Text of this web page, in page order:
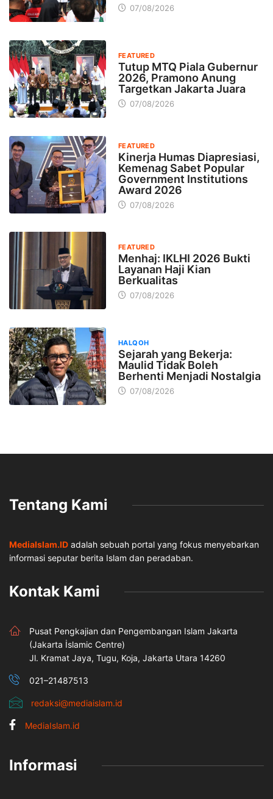
07/08/2026
FEATURED
Tutup MTQ Piala Gubernur
2026, Pramono Anung
Targetkan Jakarta Juara
07/08/2026
FEATURED
Kinerja Humas Diapresiasi,
Kemenag Sabet Popular
Government Institutions
Award 2026
07/08/2026
FEATURED
Menhaj: IKLHI 2026 Bukti
Layanan Haji Kian
Berkualitas
07/08/2026
HALQOH
Sejarah yang Bekerja:
Maulid Tidak Boleh
Berhenti Menjadi Nostalgia
07/08/2026
Tentang Kami
MediaIslam.ID adalah sebuah portal yang fokus menyebarkan
informasi seputar berita Islam dan peradaban.
Kontak Kami
Pusat Pengkajian dan Pengembangan Islam Jakarta
(Jakarta İslamic Centre)
Jl. Kramat Jaya, Tugu, Koja, Jakarta Utara 14260
021–21487513
redaksi@mediaislam.id
MediaIslam.id
Informasi